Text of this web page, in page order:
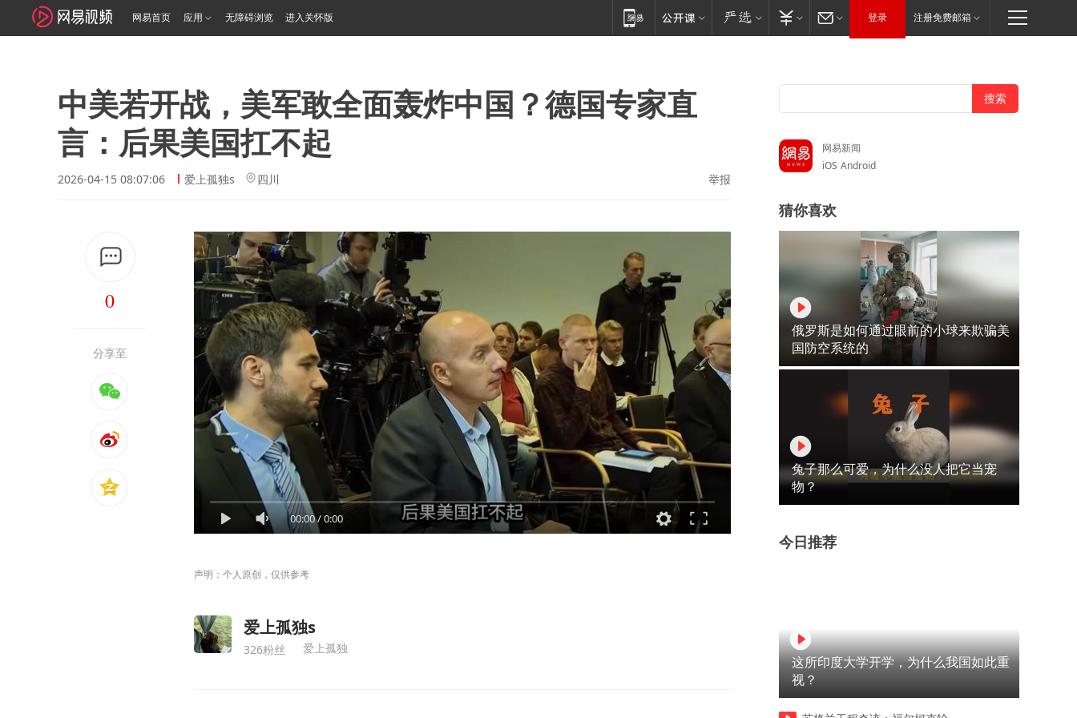
网易首页 应用 无障碍浏览 进入关怀版 登录 注册免费邮箱
中美若开战，美军敢全面轰炸中国？德国专家直
言：后果美国扛不起
2026-04-15 08:07:06 爱上孤独s 四川 举报
0
分享至
00:00/0:00
声明：个人原创，仅供参考
爱上孤独s
326粉丝 爱上孤独
网易新闻
iOS Android
猜你喜欢
俄罗斯是如何通过眼前的小球来欺骗美
国防空系统的
兔子那么可爱，为什么没人把它当宠
物？
今日推荐
这所印度大学开学，为什么我国如此重
视？